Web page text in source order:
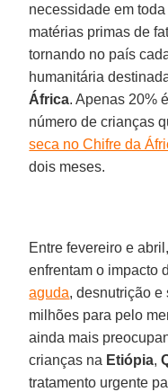
necessidade em
matérias primas de
tornando no país
humanitária
África. Apenas 20%
número de crianças
seca no Chifre da
dois meses.
Entre fevereiro e
enfrentam o impacto
aguda, desnutrição e
milhões para pelo
ainda mais
crianças na Etiópia,
tratamento urgente